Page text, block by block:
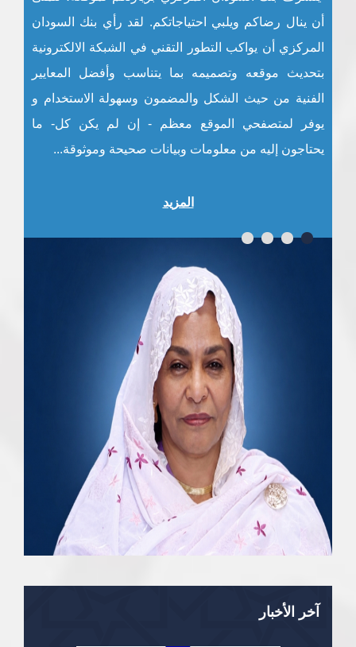
أن ينال رضاكم ويلبي احتياجاتكم. لقد رأي بنك السودان
المركزي أن يواكب التطور التقني في الشبكة الالكترونية
بتحديث موقعه وتصميمه بما يتناسب وأفضل المعايير
الفنية من حيث الشكل والمضمون وسهولة الاستخدام و
يوفر لمتصفحي الموقع معظم - إن لم يكن كل- ما
يحتاجون إليه من معلومات وبيانات صحيحة وموثوقة...
المزيد
آخر الأخبار